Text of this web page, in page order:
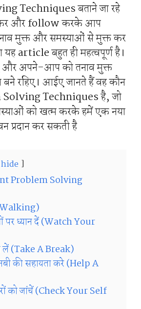
Techniques बताने जा रहे
और follow करके आप
मुक्त और समस्याओं से मुक्त कर
article बहुत ही महत्वपूर्ण है।
और अपने-आप को तनाव मुक्त
बने रहिए। आईए जानते हैं वह कौन
Solving Techniques है, जो
को खत्म करके हमें एक नया
प्रदान कर सकती है
hide
Problem Solving
पर ध्यान दें (Watch Your
लें (Take A Break)
की सहायता करे (Help A
को जांचें (Check Your Self